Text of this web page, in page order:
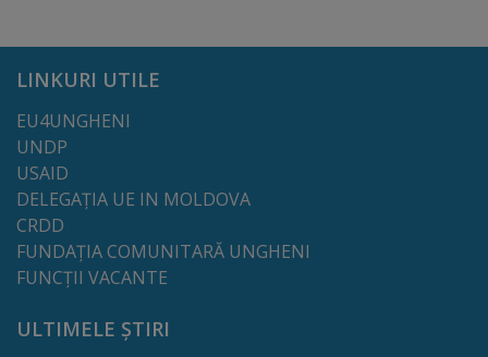
Viceprimari
Aparatul
primăriei
de
LINKURI UTILE
EU4UNGHENI
UNDP
USAID
DELEGAȚIA UE IN MOLDOVA
CRDD
FUNDAȚIA COMUNITARĂ UNGHENI
FUNCȚII VACANTE
ULTIMELE ȘTIRI